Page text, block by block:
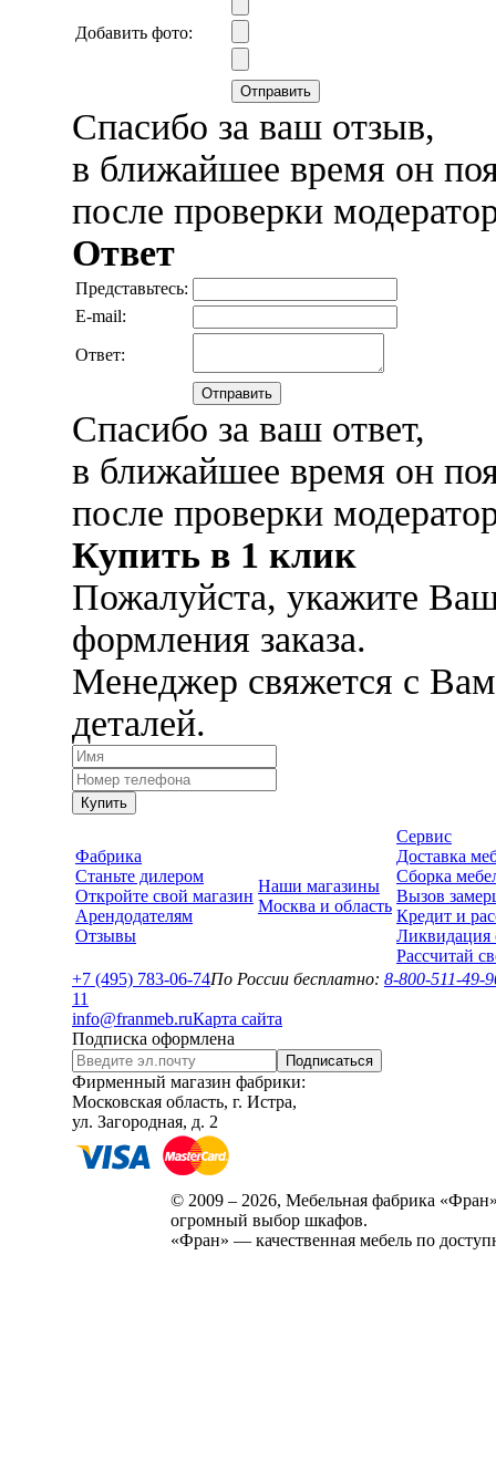
Добавить фото:
Отправить
Спасибо за ваш отзыв,
в ближайшее время он
после проверки
Ответ
Представьтесь:
E-mail:
Ответ:
Отправить
Спасибо за ваш ответ,
в ближайшее время он
после проверки
Купить в 1 клик
Пожалуйста, укажите
формления заказа.
Менеджер свяжется с
деталей.
Купить
Фабрика
Станьте дилером
Откройте свой магазин
Арендодателям
Отзывы
Наши магазины
Москва и область
Сервис
Доставка
Сборка
Вызов
Кредит и
Ликвидация
Рассчитай
+7 (495) 783-06-74По России бесплатно: 8-800-511-49-
11
info@franmeb.ruКарта сайта
Подписка оформлена
Подписаться
Фирменный магазин фабрики:
Московская область, г. Истра,
ул. Загородная, д. 2
© 2009 – 2026, Мебельная фабрика
огромный выбор шкафов.
«Фран» — качественная мебель по